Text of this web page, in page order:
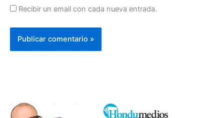
Recibir un email con cada nueva entrada.